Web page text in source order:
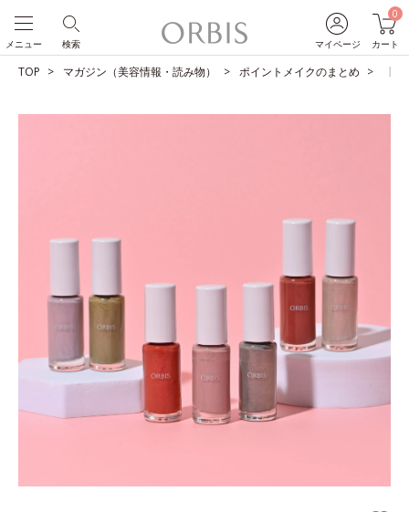
マイページ
0
カート
検索
メニュー
TOP マガジン（美容情報・読み物） ポイントメイクのまとめ 【